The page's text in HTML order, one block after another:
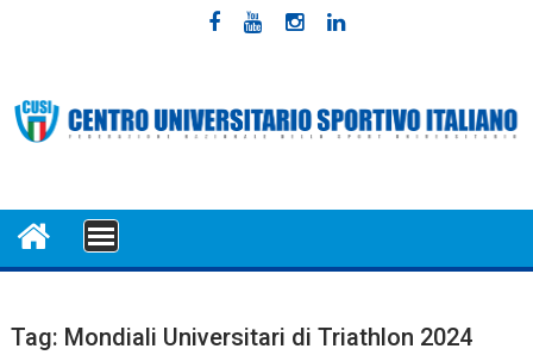
MENU
Tag: Mondiali Universitari di Triathlon 2024